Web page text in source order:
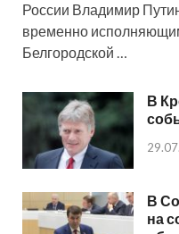
России Владимир
временно
Белгородской …
В
В
на